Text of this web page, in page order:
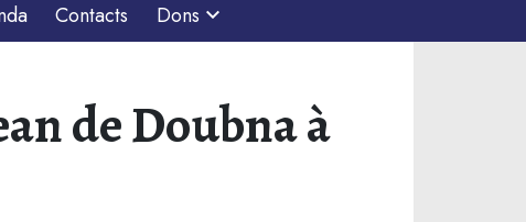
Contacts Dons
de Doubna à